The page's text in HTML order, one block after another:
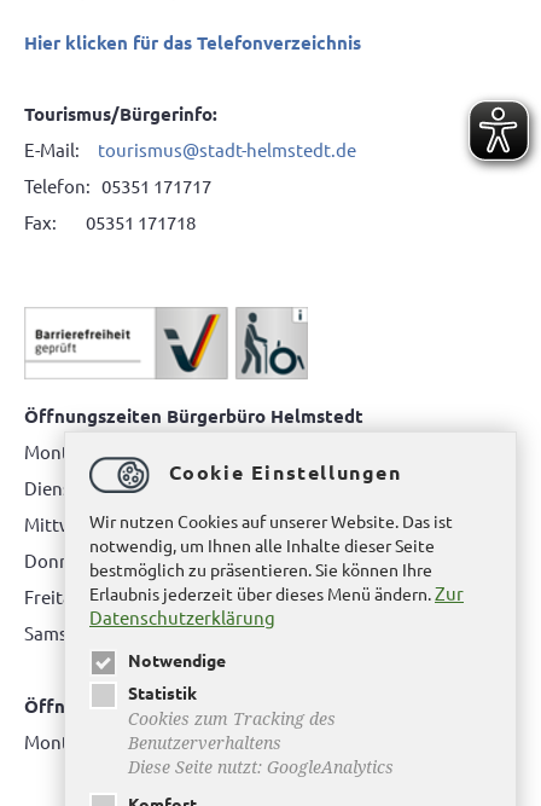
Hier klicken für das Telefonverzeichnis
Tourismus/Bürgerinfo:
E-Mail: tourismus@stadt-helmstedt.de
Telefon: 05351 171717
Fax: 05351 171718
Öffnungszeiten Bürgerbüro Helmstedt
Montag: 08.00 bis 12.00 Uhr
Dienstag: 08.00 bis 12.00 Uhr & 15.00 Uhr bis 17.00 Uhr
Mittwoch: nur nach Terminvereinbarung
Donnerstag: 08.00 bis 12.00 Uhr & 14.00 Uhr bis 16.00 Uhr
Freitag: nur nach Terminvereinbarung
Samstag:bitte hier klicken
Öffnungszeiten Bürgerbüro Büddenstedt
Montag: 14:00 bis 16:00 Uhr
Cookie Einstellungen
Wir nutzen Cookies auf unserer Website. Das ist
notwendig, um Ihnen alle Inhalte dieser Seite
bestmöglich zu präsentieren. Sie können Ihre
Erlaubnis jederzeit über dieses Menü ändern.Zur
Datenschutzerklärung
Notwendige
Statistik
Cookies zum Tracking des
Benutzerverhaltens
Diese Seite nutzt: GoogleAnalytics